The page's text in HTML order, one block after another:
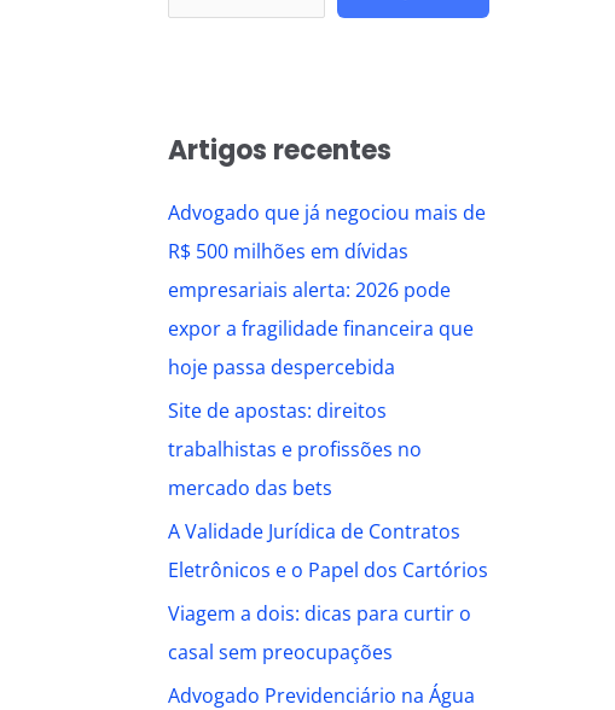
Artigos recentes
Advogado que já negociou mais de
R$ 500 milhões em dívidas
empresariais alerta: 2026 pode
expor a fragilidade financeira que
hoje passa despercebida
Site de apostas: direitos
trabalhistas e profissões no
mercado das bets
A Validade Jurídica de Contratos
Eletrônicos e o Papel dos Cartórios
Viagem a dois: dicas para curtir o
casal sem preocupações
Advogado Previdenciário na Água